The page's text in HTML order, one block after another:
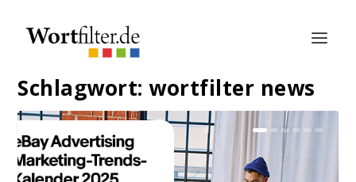
Schlagwort:wortfilter news